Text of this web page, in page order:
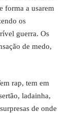
forma a usarem
os
guerra. Os
de medo,
rap, tem em
ladainha,
de onde